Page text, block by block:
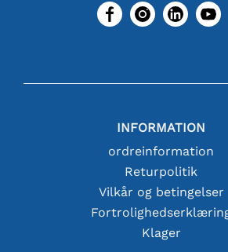
INFORMATION
ordreinformation
Returpolitik
Vilkår og betingelser
Klager